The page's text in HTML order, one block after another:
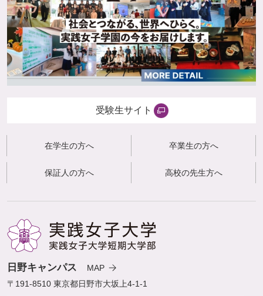
受験生サイト
在学生の方へ 卒業生の方へ
保証人の方へ 高校の先生方へ
日野キャンパス
MAP
〒191-8510 東京都日野市大坂上4-1-1